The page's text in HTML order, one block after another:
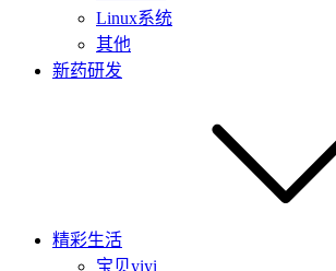
Linux系统
其他
新药研发
精彩生活
宝贝yiyi